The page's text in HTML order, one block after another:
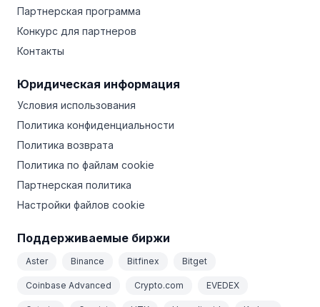
Партнерская программа
Конкурс для партнеров
Контакты
Юридическая информация
Условия использования
Политика конфиденциальности
Политика возврата
Политика по файлам cookie
Партнерская политика
Настройки файлов cookie
Поддерживаемые биржи
Aster Binance Bitfinex Bitget
Coinbase Advanced Crypto.com EVEDEX